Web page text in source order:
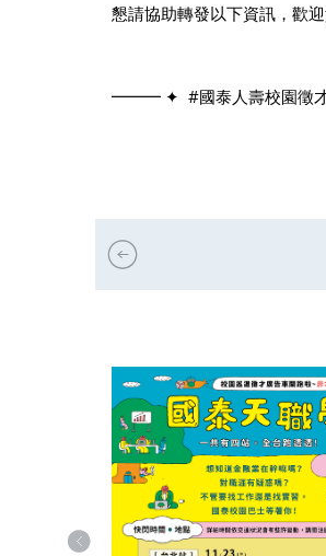
懇請協助轉發以下資訊，歡
━━━ ✦ #國泰人壽校園